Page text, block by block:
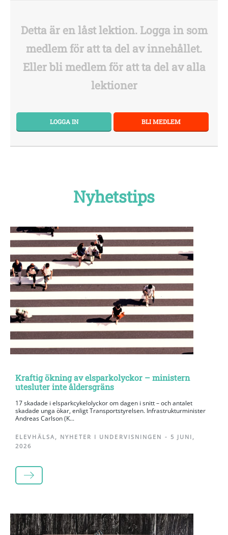
Detta är en låst lektion. Logga in som
medlem för att ta del av innehållet.
Eller bli medlem för att ta del av alla
lektioner
LOGGA IN BLI MEDLEM
Nyhetstips
Kraftig ökning av elsparkolyckor – ministern
utesluter inte åldersgräns
17 skadade i elsparkcykelolyckor om dagen i snitt – och antalet
skadade unga ökar, enligt Transportstyrelsen. Infrastrukturminister
Andreas Carlson (K...
ELEVHÄLSA, NYHETER I UNDERVISNINGEN - 5 JUNI,
2026
LÄS MER